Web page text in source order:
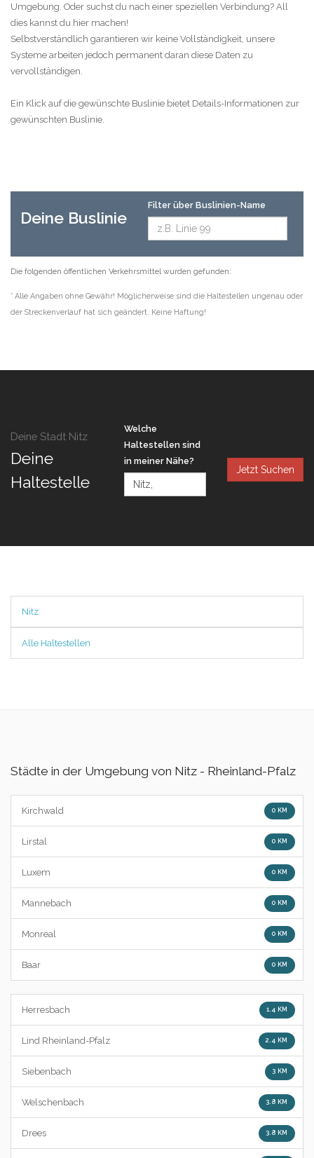
Umgebung. Oder suchst du nach einer speziellen Verbindung? All
dies kannst du hier machen!
Selbstverständlich garantieren wir keine Vollständigkeit, unsere
Systeme arbeiten jedoch permanent daran diese Daten zu
vervollständigen.
Ein Klick auf die gewünschte Buslinie bietet Details-Informationen zur
gewünschten Buslinie.
Deine Buslinie
Filter über Buslinien-Name
Die folgenden öffentlichen Verkehrsmittel wurden gefunden:
* Alle Angaben ohne Gewähr! Möglicherweise sind die Haltestellen ungenau oder
der Streckenverlauf hat sich geändert. Keine Haftung!
Deine Stadt Nitz
Deine
Haltestelle
Welche
Haltestellen sind
in meiner Nähe?
Jetzt Suchen
Nitz
Alle Haltestellen
Städte in der Umgebung von Nitz - Rheinland-Pfalz
Kirchwald 0 KM
Lirstal 0 KM
Luxem 0 KM
Mannebach 0 KM
Monreal 0 KM
Baar 0 KM
Herresbach 1.4 KM
Lind Rheinland-Pfalz 2.4 KM
Siebenbach 3 KM
Welschenbach 3.8 KM
Drees 3.8 KM